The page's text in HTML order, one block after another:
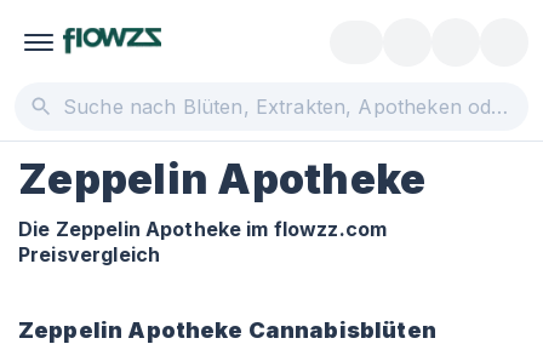
Zeppelin Apotheke
Die Zeppelin Apotheke im flowzz.com
Preisvergleich
Zeppelin Apotheke Cannabisblüten